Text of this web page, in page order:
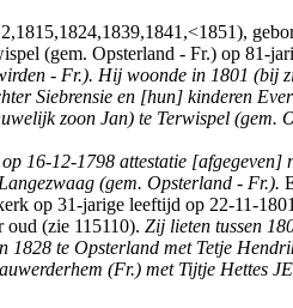
(gem. Opsterland - Fr.) op 81-
- Fr.). Hij woonde in 1801
Siebrensie en [hun] kinderen
zoon Jan) te Terwispel (gem.
16-12-1798 attestatie [afgegeven]
(gem. Opsterland - Fr.).
op 31-jarige leeftijd op 22-11-
oud (zie 115110). Zij lieten tussen
te Opsterland met Tetje
(Fr.) met Tijtje